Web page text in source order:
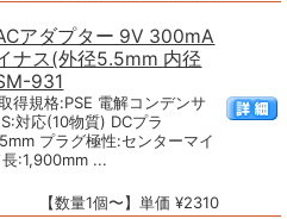
アダプター 9V 300mA
ナス(外径5.5mm 内径
931
得規格:PSE 電解コンデンサ
対応(10物質) DCプラ
プラグ極性:センターマイ
:1,900mm ...
【数量1個〜】単価 ¥2310